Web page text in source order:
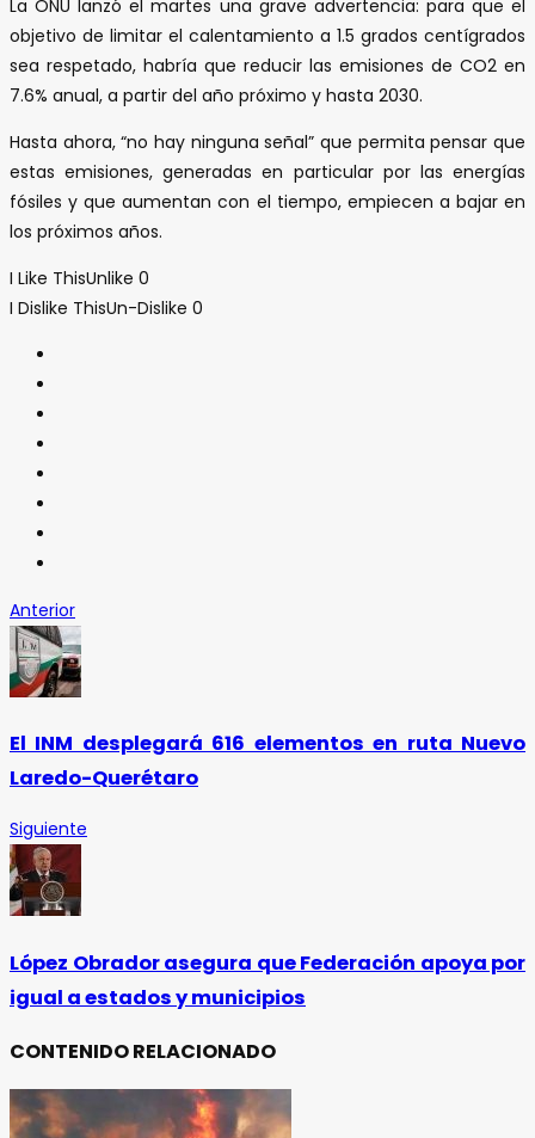
La ONU lanzó el martes una grave advertencia: para que el
objetivo de limitar el calentamiento a 1.5 grados centígrados
sea respetado, habría que reducir las emisiones de CO2 en
7.6% anual, a partir del año próximo y hasta 2030.
Hasta ahora, “no hay ninguna señal” que permita pensar que
estas emisiones, generadas en particular por las energías
fósiles y que aumentan con el tiempo, empiecen a bajar en
los próximos años.
I Like ThisUnlike 0
I Dislike ThisUn-Dislike 0
Anterior
El INM desplegará 616 elementos en ruta Nuevo
Laredo-Querétaro
Siguiente
López Obrador asegura que Federación apoya por
igual a estados y municipios
CONTENIDO RELACIONADO